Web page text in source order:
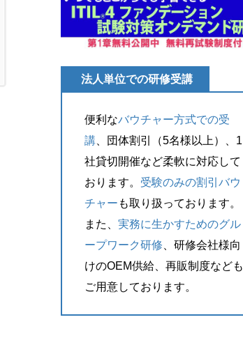
法人単位での研修受講
便利なバウチャー方式での受
講 、団体割引（5名様以上）、1
社貸切開催など柔軟に対応して
おります。 受験のみの割引バウ
チャー も取り扱っております。
また、実務に生かすためのグル
ープワーク研修 、研修会社様向
けのOEM供給、再販制度なども
ご用意しております。